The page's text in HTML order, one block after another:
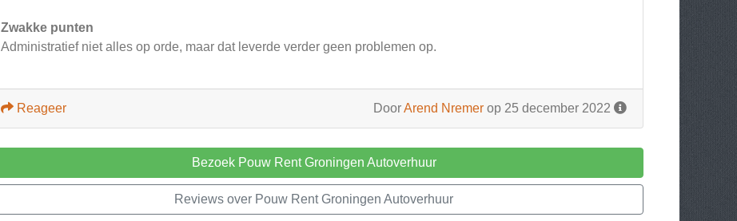
Zwakke punten
Administratief niet alles op orde, maar dat leverde verder geen problemen op.
DoorArend Nremer op 25 december 2022
Reageer
Bezoek Pouw Rent Groningen Autoverhuur
Reviews over Pouw Rent Groningen Autoverhuur